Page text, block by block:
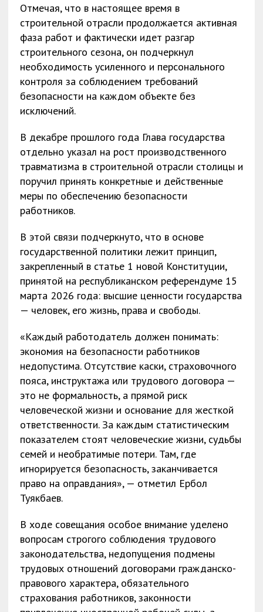
Отмечая, что в настоящее время в
строительной отрасли продолжается активная
фаза работ и фактически идет разгар
строительного сезона, он подчеркнул
необходимость усиленного и персонального
контроля за соблюдением требований
безопасности на каждом объекте без
исключений.
В декабре прошлого года Глава государства
отдельно указал на рост производственного
травматизма в строительной отрасли столицы и
поручил принять конкретные и действенные
меры по обеспечению безопасности
работников.
В этой связи подчеркнуто, что в основе
государственной политики лежит принцип,
закрепленный в статье 1 новой Конституции,
принятой на республиканском референдуме 15
марта 2026 года: высшие ценности государства
— человек, его жизнь, права и свободы.
«Каждый работодатель должен понимать:
экономия на безопасности работников
недопустима. Отсутствие каски, страховочного
пояса, инструктажа или трудового договора —
это не формальность, а прямой риск
человеческой жизни и основание для жесткой
ответственности. За каждым статистическим
показателем стоят человеческие жизни, судьбы
семей и необратимые потери. Там, где
игнорируется безопасность, заканчивается
право на оправдания», — отметил Ербол
Туякбаев.
В ходе совещания особое внимание уделено
вопросам строгого соблюдения трудового
законодательства, недопущения подмены
трудовых отношений договорами гражданско-
правового характера, обязательного
страхования работников, законности